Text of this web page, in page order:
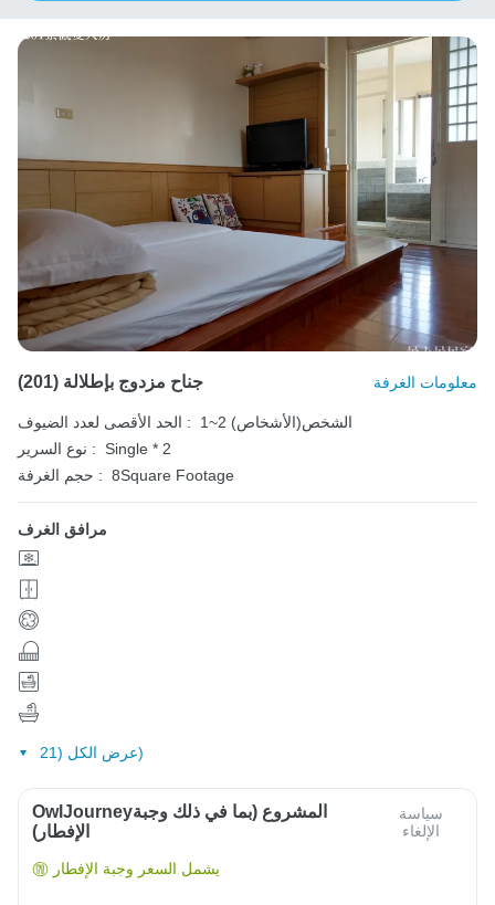
(201) جناح مزدوج بإطلالة معلومات الغرفة
الحد الأقصى لعدد الضيوف :
1~2 الشخص(الأشخاص)
نوع السرير :
Single * 2
حجم الغرفة : 8Square Footage
مرافق الغرف
عرض الكل (21)
OwlJourneyالمشروع (بما في ذلك وجبة
الإفطار)
سياسة
الإلغاء
يشمل السعر وجبة الإفطار